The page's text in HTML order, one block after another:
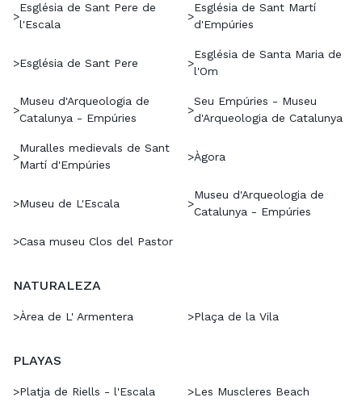
>
Església de Sant Pere de
l'Escala
>
Església de Sant Martí
d'Empúries
>Església de Sant Pere >
Església de Santa Maria de
l'Om
>
Museu d'Arqueologia de
Catalunya - Empúries
>
Seu Empúries - Museu
d'Arqueologia de Catalunya
>
Muralles medievals de Sant
Martí d'Empúries
>Àgora
>Museu de L'Escala >
Museu d'Arqueologia de
Catalunya - Empúries
>Casa museu Clos del Pastor
NATURALEZA
>Àrea de L' Armentera >Plaça de la Vila
PLAYAS
>Platja de Riells - l'Escala >Les Muscleres Beach